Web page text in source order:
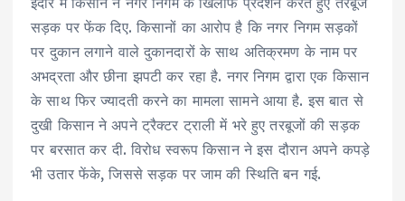
सड़क पर फेंक दिए. किसानों का आरोप है कि नगर निगम सड़कों
पर दुकान लगाने वाले दुकानदारों के साथ अतिक्रमण के नाम पर
अभद्रता और छीना झपटी कर रहा है. नगर निगम द्वारा एक किसान
के साथ फिर ज्यादती करने का मामला सामने आया है. इस बात से
दुखी किसान ने अपने ट्रैक्टर ट्राली में भरे हुए तरबूजों की सड़क
पर बरसात कर दी. विरोध स्वरूप किसान ने इस दौरान अपने कपड़े
भी उतार फेंके, जिससे सड़क पर जाम की स्थिति बन गई.